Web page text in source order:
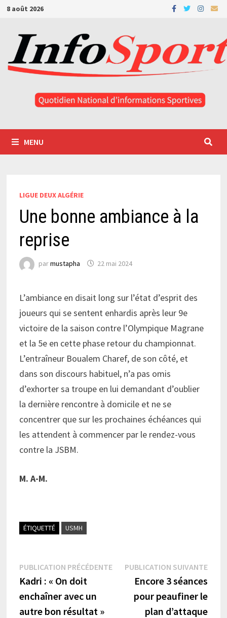
Passer
contenu
8 août 2026
MENU
LIGUE DEUX ALGÉRIE
Une bonne ambiance à la
reprise
parmustapha 22 mai 2024
L’ambiance en disait long sur l’état d’esprit des
joueurs qui se sentent enhardis après leur 9e
victoire de la saison contre l’Olympique Magrane
et la 5e en cette phase retour du championnat.
L’entraîneur Boualem Charef, de son côté, et
dans son discours habituel, n’a pas omis
d’exhorter sa troupe en lui demandant d’oublier
la dernière rencontre à domicile et ne se
concentrer que sur les prochaines échéances qui
les attendent à commencer par le rendez-vous
contre la JSBM.
M. A-M.
ÉTIQUETTÉ USMH
Navigation
de
l’article
PUBLICATION PRÉCÉDENTEPublication
précédente :
Kadri : « On doit
enchaîner avec un
autre bon résultat »
PUBLICATION SUIVANTE
Encore 3 séances
pour peaufiner le
plan d’attaque